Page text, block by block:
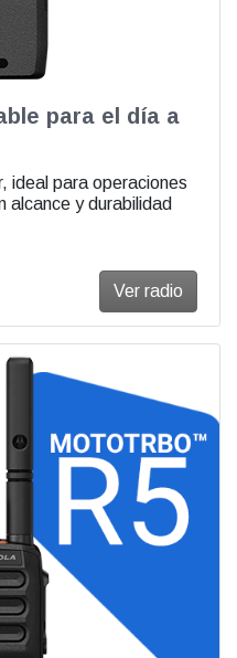
para el día a
ideal para operaciones
alcance y durabilidad
Ver radio